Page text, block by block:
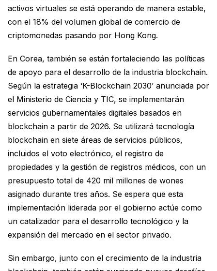
activos virtuales se está operando de manera estable,
con el 18% del volumen global de comercio de
criptomonedas pasando por Hong Kong.
En Corea, también se están fortaleciendo las políticas
de apoyo para el desarrollo de la industria blockchain.
Según la estrategia ‘K-Blockchain 2030’ anunciada por
el Ministerio de Ciencia y TIC, se implementarán
servicios gubernamentales digitales basados en
blockchain a partir de 2026. Se utilizará tecnología
blockchain en siete áreas de servicios públicos,
incluidos el voto electrónico, el registro de
propiedades y la gestión de registros médicos, con un
presupuesto total de 420 mil millones de wones
asignado durante tres años. Se espera que esta
implementación liderada por el gobierno actúe como
un catalizador para el desarrollo tecnológico y la
expansión del mercado en el sector privado.
Sin embargo, junto con el crecimiento de la industria